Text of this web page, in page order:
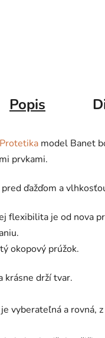
Popis
Protetika model Banet
prvkami.
ďažďom a
flexibilita je od nova
okopový prúžok.
krásne drží tvar.
vyberateľná a rovná,